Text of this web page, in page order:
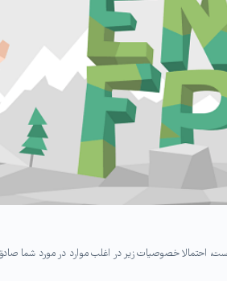
احتمالا خصوصیات زیر در اغلب موارد در مورد شما